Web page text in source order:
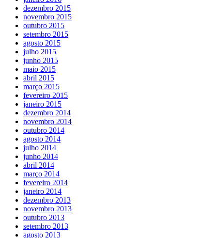
dezembro 2015
novembro 2015
outubro 2015
setembro 2015
agosto 2015
julho 2015
junho 2015
maio 2015
abril 2015
março 2015
fevereiro 2015
janeiro 2015
dezembro 2014
novembro 2014
outubro 2014
agosto 2014
julho 2014
junho 2014
abril 2014
março 2014
fevereiro 2014
janeiro 2014
dezembro 2013
novembro 2013
outubro 2013
setembro 2013
agosto 2013